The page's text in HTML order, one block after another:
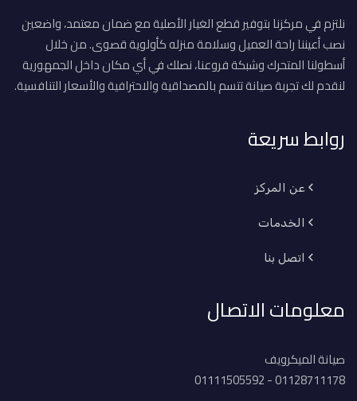
نلتزم في مركزنا بتوفير قطع الغيار الأصلية مع ضمان معتمد، واضعين
نصب أعيننا راحة العميل وسلامة منزله كأولوية قصوى. من خلال
أسطولنا المتحرك وشبكة فروعنا، نصلك في أي مكان داخل الجمهورية
لنقدم لك تجربة صيانة تتسم بالمصداقية والاحترافية والأسعار التنافسية.
روابط سريعة
عن المركز
الخدمات
اتصل بنا
معلومات الاتصال
صيانة الميكرويف
01128711178 - 01111505592